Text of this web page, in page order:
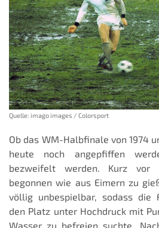
Quelle: imago images / Colorsport
Ob das WM-Halbfinale von 1974
heute noch angepfiffen
bezweifelt werden. Kurz
begonnen wie aus Eimern zu
völlig unbespielbar, sodass die
den Platz unter Hochdruck mit
Wasser zu befreien suchte.